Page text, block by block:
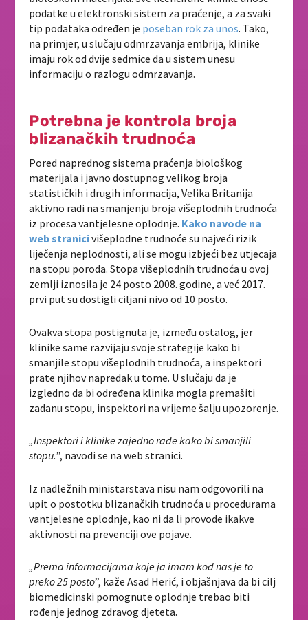
podatke u elektronski sistem za praćenje, a za svaki
tip podataka određen je poseban rok za unos. Tako,
na primjer, u slučaju odmrzavanja embrija, klinike
imaju rok od dvije sedmice da u sistem unesu
informaciju o razlogu odmrzavanja.
Potrebna je kontrola broja
blizanačkih trudnoća
Pored naprednog sistema praćenja biološkog
materijala i javno dostupnog velikog broja
statističkih i drugih informacija, Velika Britanija
aktivno radi na smanjenju broja višeplodnih trudnoća
iz procesa vantjelesne oplodnje. Kako navode na
web stranicivišeplodne trudnoće su najveći rizik
liječenja neplodnosti, ali se mogu izbjeći bez utjecaja
na stopu poroda. Stopa višeplodnih trudnoća u ovoj
zemlji iznosila je 24 posto 2008. godine, a već 2017.
prvi put su dostigli ciljani nivo od 10 posto.
Ovakva stopa postignuta je, između ostalog, jer
klinike same razvijaju svoje strategije kako bi
smanjile stopu višeplodnih trudnoća, a inspektori
prate njihov napredak u tome. U slučaju da je
izgledno da bi određena klinika mogla premašiti
zadanu stopu, inspektori na vrijeme šalju upozorenje.
„Inspektori i klinike zajedno rade kako bi smanjili
stopu.”, navodi se na web stranici.
Iz nadležnih ministarstava nisu nam odgovorili na
upit o postotku blizanačkih trudnoća u procedurama
vantjelesne oplodnje, kao ni da li provode ikakve
aktivnosti na prevenciji ove pojave.
„Prema informacijama koje ja imam kod nas je to
preko 25 posto”, kaže Asad Herić, i objašnjava da bi cilj
biomedicinski pomognute oplodnje trebao biti
rođenje jednog zdravog djeteta.